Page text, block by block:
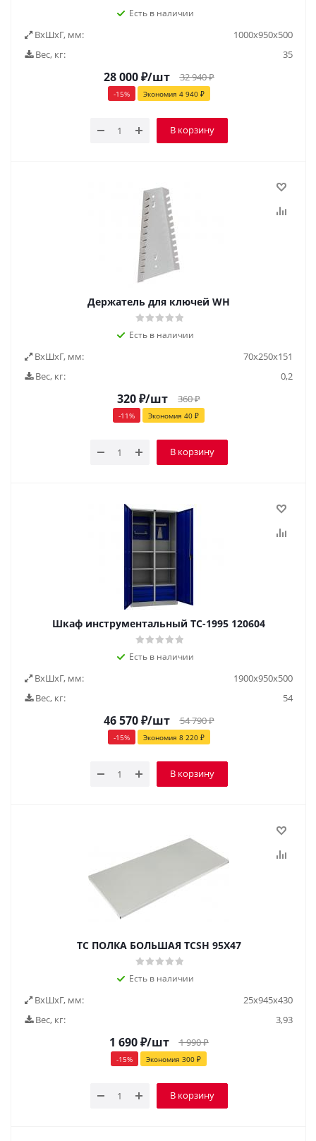
Есть в наличии
ВxШxГ, мм:
1000х950х500
Вес, кг:
35
28 000₽/шт 32 940₽
-15% Экономия 4 940₽
В корзину
Держатель для ключей WH
Есть в наличии
ВxШxГ, мм:
70x250x151
Вес, кг:
0,2
320₽/шт 360₽
-11% Экономия 40 ₽
В корзину
Шкаф инструментальный TC-1995 120604
Есть в наличии
ВxШxГ, мм:
1900х950х500
Вес, кг:
54
46 570₽/шт 54 790₽
-15% Экономия 8 220₽
В корзину
TC ПОЛКА БОЛЬШАЯ TCSH 95Х47
Есть в наличии
ВxШxГ, мм:
25x945x430
Вес, кг:
3,93
1 690₽/шт 1 990₽
-15% Экономия 300 ₽
В корзину